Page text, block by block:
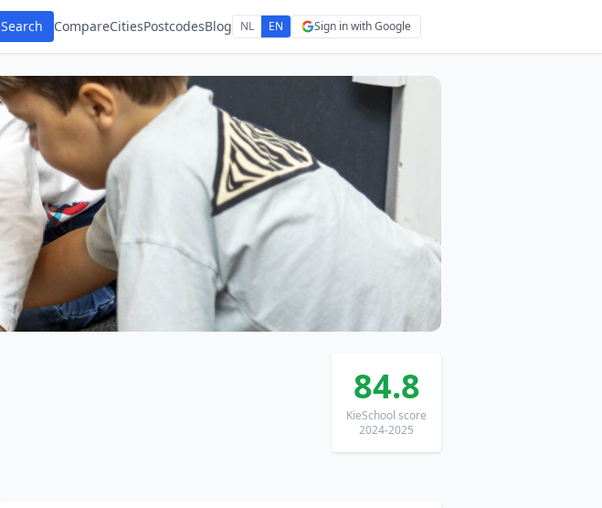
Search CompareCitiesPostcodesBlog NL EN Sign in with Google
84.8
KieSchool score
2024-2025